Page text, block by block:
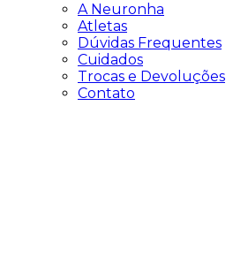
A Neuronha
Atletas
Dúvidas Frequentes
Cuidados
Trocas e Devoluções
Contato